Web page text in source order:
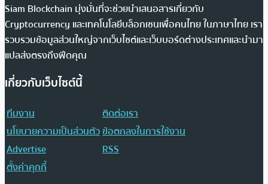
Siam Blockchain มุ่งมั่นที่จะช่วยนำเสนอสารเกี่ยวกับ
Cryptocurrency และเทคโนโลยีบล็อกเชนเพื่อคนไทย ในภาษาไทย เรา
รวบรวมข้อมูลส่วนใหญ่จากเว็บไซต์และเว็บบอร์ดต่างประเทศและนำมา
แปลส่งตรงถึงฟีดคุณ
เกี่ยวกับเว็บไซต์นี้
ทีมงาน
ติดต่อเรา
นโยบายความเป็นส่วนตัวข้อตกลงในการใช้งาน
Advertise
RSS
ตั้งค่าคุกกี้